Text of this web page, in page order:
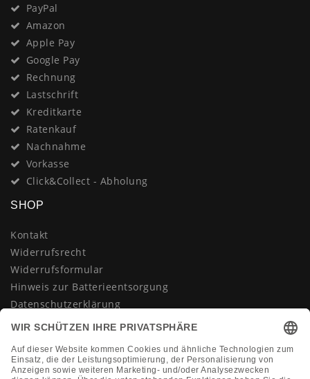
PayPal
Amazon
Apple Pay
Google Pay
Rechnung
Lastschrift
Kreditkarte
Ratenkauf
Nachnahme
Vorkasse
Click&Collect - Abholung
SHOP
Kontakt
Widerrufsrecht
Widerrufsformular
Hinweis zur Batterieentsorgung
Datenschutzerklärung
AGB
Vertrag widerrufen